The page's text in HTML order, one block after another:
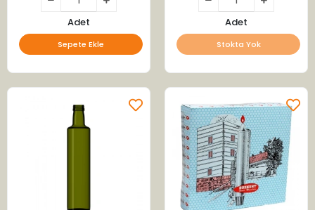
Adet
Sepete Ekle
Adet
Stokta Yok